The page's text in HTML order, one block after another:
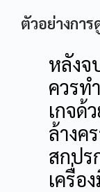
ตัวอย่างกา
หลังจ
ควรท
เกจด้
ล้างค
สกปร
เครื่อ